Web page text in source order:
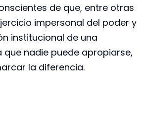
de que, entre otras
impersonal del poder y
institucional de una
que nadie puede apropiarse,
la diferencia.